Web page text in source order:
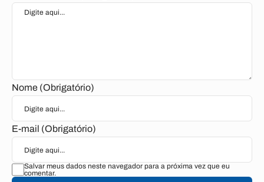
Nome (Obrigatório)
E-mail (Obrigatório)
Salvar meus dados neste navegador para a próxima vez que eu
comentar.